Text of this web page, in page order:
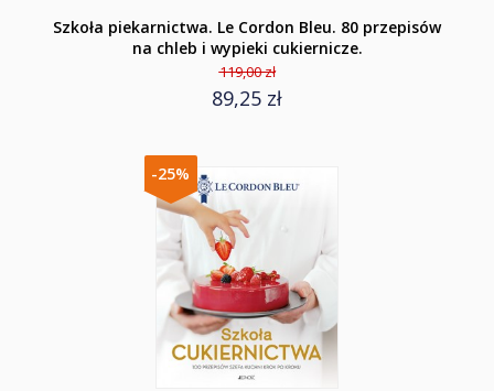
Szkoła piekarnictwa. Le Cordon Bleu. 80 przepisów
na chleb i wypieki cukiernicze.
119,00 zł
89,25 zł
-25%